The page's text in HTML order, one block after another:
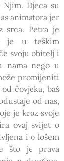
Djeca su
animatora jer
srca. Petra je
je u teškim
svoju obitelj i
nama nego u
promijeniti
čovjeka, baš
od nas,
je kroz svoje
ovaj svijet o
i o lošem
što je prava